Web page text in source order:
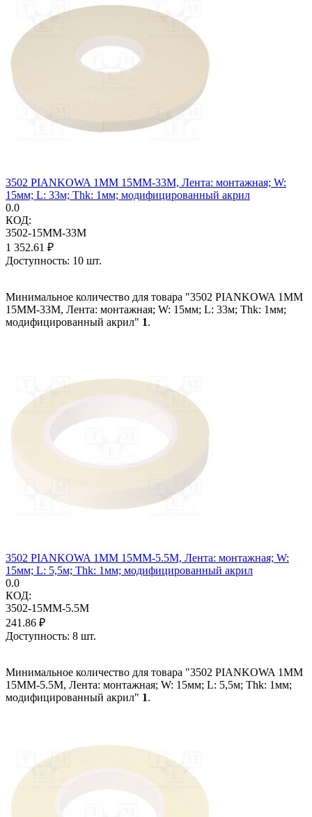
3502 PIANKOWA 1MM 15MM-33M, Лента: монтажная; W:
15мм; L: 33м; Thk: 1мм; модифицированный акрил
0.0
КОД:
3502-15MM-33M
1 352.61 ₽
Доступность: 10 шт.
Минимальное количество для товара "3502 PIANKOWA 1MM
15MM-33M, Лента: монтажная; W: 15мм; L: 33м; Thk: 1мм;
модифицированный акрил" 1.
3502 PIANKOWA 1MM 15MM-5.5M, Лента: монтажная; W:
15мм; L: 5,5м; Thk: 1мм; модифицированный акрил
0.0
КОД:
3502-15MM-5.5M
241.86 ₽
Доступность: 8 шт.
Минимальное количество для товара "3502 PIANKOWA 1MM
15MM-5.5M, Лента: монтажная; W: 15мм; L: 5,5м; Thk: 1мм;
модифицированный акрил" 1.